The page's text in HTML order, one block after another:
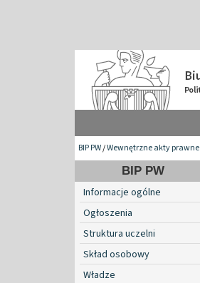
BIP PW/Wewnętrzne akty prawne
BIP PW
Informacje ogólne
Ogłoszenia
Struktura uczelni
Skład osobowy
Władze